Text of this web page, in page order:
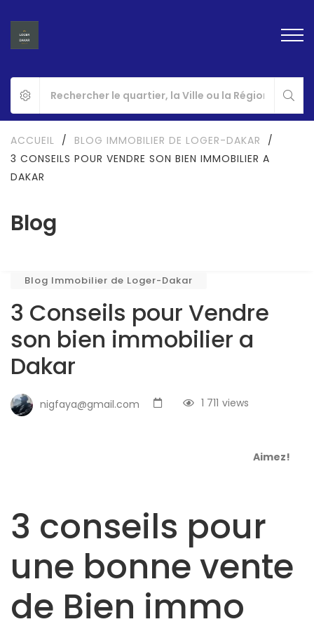
Blog
ACCUEIL / BLOG IMMOBILIER DE LOGER-DAKAR
/
3 CONSEILS POUR VENDRE SON BIEN IMMOBILIER A
DAKAR
Blog Immobilier de Loger-Dakar
3 Conseils pour Vendre
son bien immobilier a
Dakar
nigfaya@gmail.com views
1 711
Aimez!
3 conseils pour
une bonne vente
de Bien immo